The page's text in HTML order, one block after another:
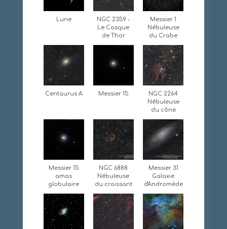
Lune
NGC 2359 -
Le Casque
de Thor
Messier 1
Nébuleuse
du Crabe
Centaurus A Messier 15
NGC 2264
Nébuleuse
du cône
Messier 15
amas
globulaire
NGC 6888
Nébuleuse
du croissant
Messier 31
Galaxie
d'Andromède